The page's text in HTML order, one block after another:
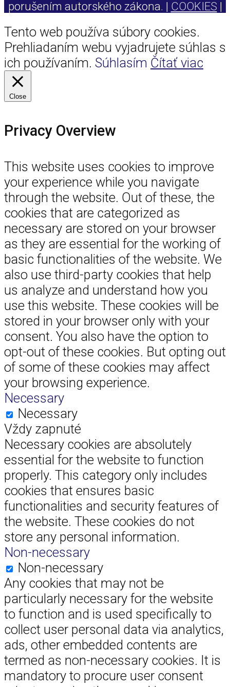
porušením autorského zákona. | COOKIES |
Tento web používa súbory cookies.
Prehliadaním webu vyjadrujete súhlas s
ich používaním. Súhlasím Čítať viac
Close
Privacy Overview
This website uses cookies to improve
your experience while you navigate
through the website. Out of these, the
cookies that are categorized as
necessary are stored on your browser
as they are essential for the working of
basic functionalities of the website. We
also use third-party cookies that help
us analyze and understand how you
use this website. These cookies will be
stored in your browser only with your
consent. You also have the option to
opt-out of these cookies. But opting out
of some of these cookies may affect
your browsing experience.
Necessary
Necessary
Vždy zapnuté
Necessary cookies are absolutely
essential for the website to function
properly. This category only includes
cookies that ensures basic
functionalities and security features of
the website. These cookies do not
store any personal information.
Non-necessary
Non-necessary
Any cookies that may not be
particularly necessary for the website
to function and is used specifically to
collect user personal data via analytics,
ads, other embedded contents are
termed as non-necessary cookies. It is
mandatory to procure user consent